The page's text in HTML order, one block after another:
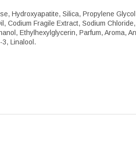
Hydroxyapatite, Silica, Propylene
Codium Fragile Extract, Sodium
Ethylhexylglycerin, Parfum, Aroma,
Linalool.